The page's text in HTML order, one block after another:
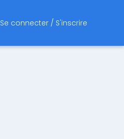
Se connecter / S'inscrire